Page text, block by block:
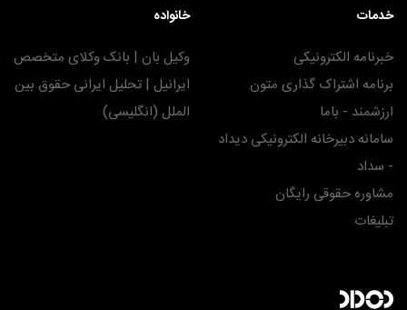
خدمات
خبرنامه الکترونیکی
برنامه اشتراک گذاری متون
ارزشمند - باما
سامانه دبیرخانه الکترونیکی دیداد
- سداد
مشاوره حقوقی رایگان
تبلیغات
خانواده
وکیل بان | بانک وکلای متخصص
ایرانیل | تحلیل ایرانی حقوق بین
الملل (انگلیسی)